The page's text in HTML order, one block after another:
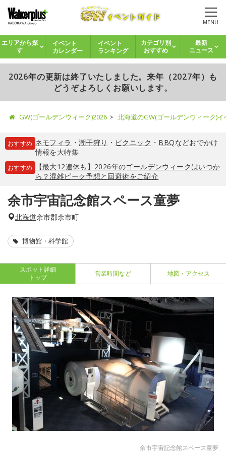
MENU
エリアから探
す
イベント
カレンダー
イベント
ランキング
カテゴリ別
おすすめ
最新
ニュース
2026年の更新は終了いたしました。来年（2027年）も
どうぞよろしくお願いします。
GW(ゴールデンウィーク)2026 北海道のGW(ゴールデンウィーク)
おすすめ ネモフィラ ・ 潮干狩り ・ ピクニック ・ BBQなどおでかけ
情報を大特集
おすすめ
【最大12連休も】2026年のゴールデンウィークはいつか
ら？混雑ピーク予想と回避術をご紹介
余市宇宙記念館スペース童夢
北海道余市郡余市町
博物館・科学館
スポット詳細
トップ
営業時間など 地図・アクセス
余市宇宙記念館スペース童夢